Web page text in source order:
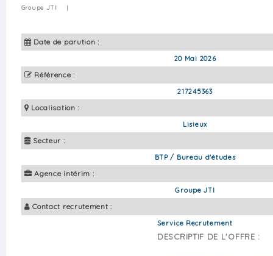
Groupe JTI |
Date de parution :
20 Mai 2026
Référence :
217245363
Localisation :
Lisieux
Secteur :
BTP / Bureau d'études
Agence intérim :
Groupe JTI
Contact recrutement :
Service Recrutement
DESCRIPTIF DE L'OFFRE :